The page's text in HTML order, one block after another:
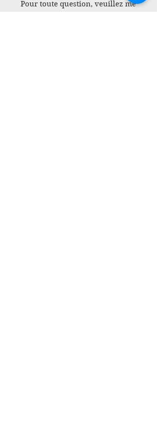
Pour toute question, veuillez me